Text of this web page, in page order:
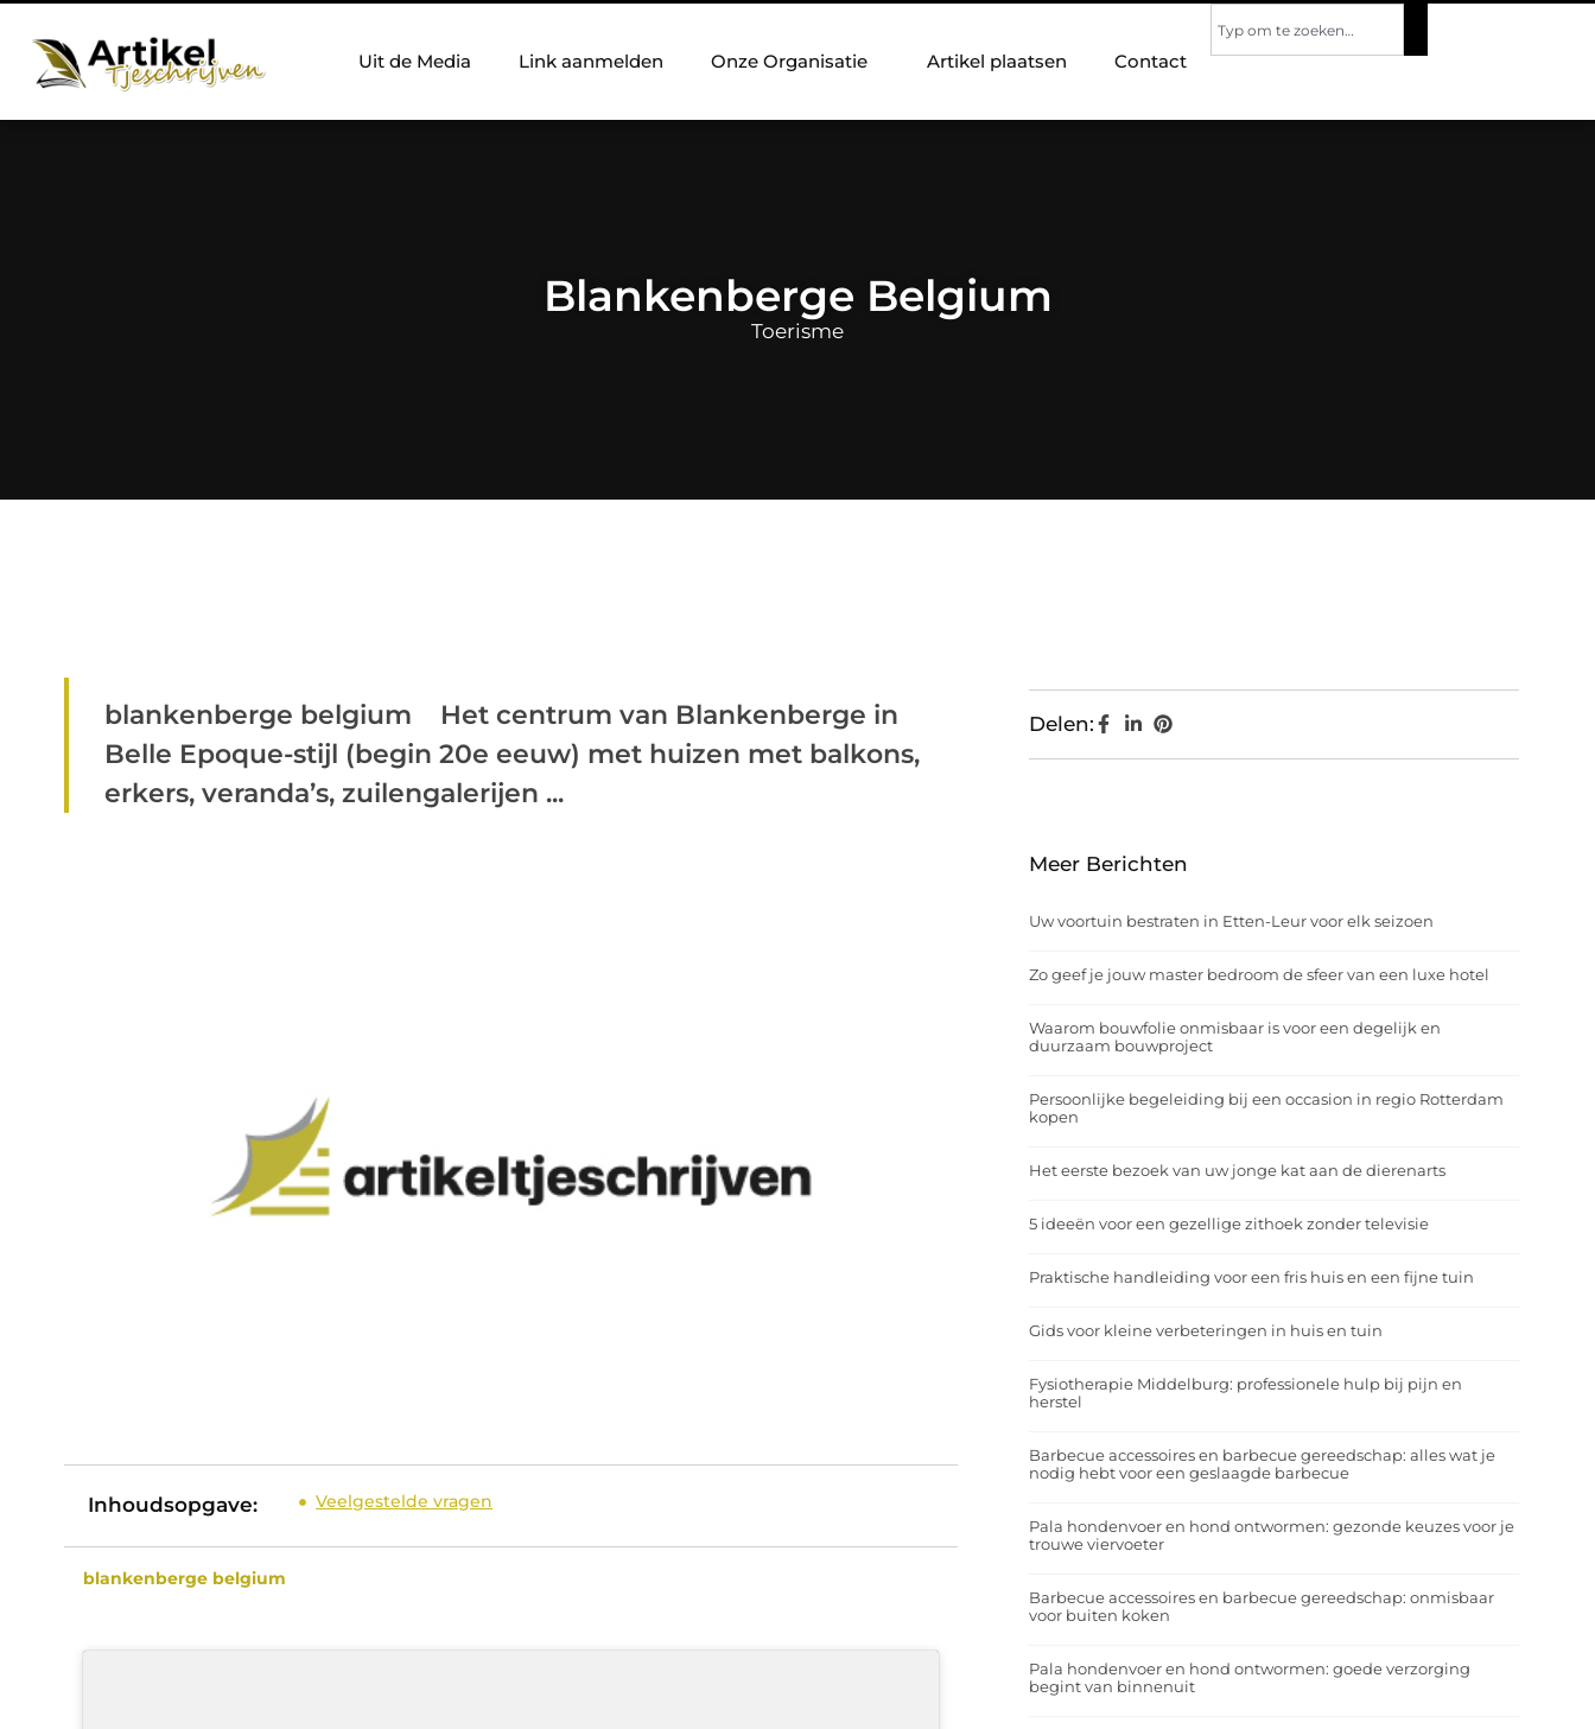
Uit de Media Link aanmelden Onze Organisatie Artikel plaatsen Contact
Blankenberge Belgium
Toerisme
blankenberge belgium Het centrum van Blankenberge in
Belle Epoque-stijl (begin 20e eeuw) met huizen met balkons,
erkers, veranda’s, zuilengalerijen ...
Inhoudsopgave: Veelgestelde vragen
blankenberge belgium
Delen:
Meer Berichten
Uw voortuin bestraten in Etten-Leur voor elk seizoen
Zo geef je jouw master bedroom de sfeer van een luxe hotel
Waarom bouwfolie onmisbaar is voor een degelijk en
duurzaam bouwproject
Persoonlijke begeleiding bij een occasion in regio Rotterdam
kopen
Het eerste bezoek van uw jonge kat aan de dierenarts
5 ideeën voor een gezellige zithoek zonder televisie
Praktische handleiding voor een fris huis en een fijne tuin
Gids voor kleine verbeteringen in huis en tuin
Fysiotherapie Middelburg: professionele hulp bij pijn en
herstel
Barbecue accessoires en barbecue gereedschap: alles wat je
nodig hebt voor een geslaagde barbecue
Pala hondenvoer en hond ontwormen: gezonde keuzes voor je
trouwe viervoeter
Barbecue accessoires en barbecue gereedschap: onmisbaar
voor buiten koken
Pala hondenvoer en hond ontwormen: goede verzorging
begint van binnenuit